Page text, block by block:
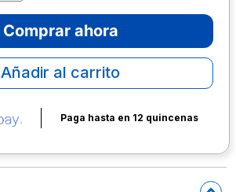
Comprar ahora
Añadir al carrito
Paga hasta en 12 quincenas